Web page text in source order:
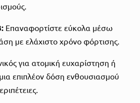
Επαναφορτίστε εύκολα μέσω
με ελάχιστο χρόνο φόρτισης.
για ατομική ευχαρίστηση ή
επιπλέον δόση ενθουσιασμού